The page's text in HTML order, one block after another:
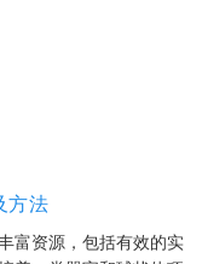
方法
富资源，包括有效的实